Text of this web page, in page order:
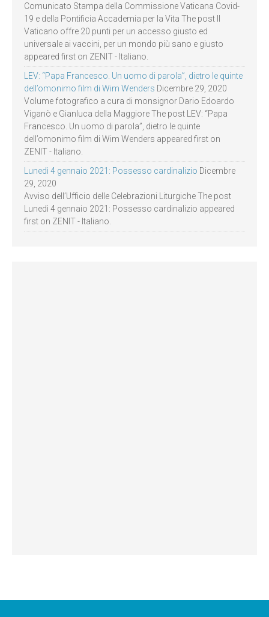
Comunicato Stampa della Commissione Vaticana Covid-
19 e della Pontificia Accademia per la Vita The post Il
Vaticano offre 20 punti per un accesso giusto ed
universale ai vaccini, per un mondo più sano e giusto
appeared first on ZENIT - Italiano.
LEV: “Papa Francesco. Un uomo di parola”, dietro le quinte
dell’omonimo film di Wim Wenders Dicembre 29, 2020
Volume fotografico a cura di monsignor Dario Edoardo
Viganò e Gianluca della Maggiore The post LEV: “Papa
Francesco. Un uomo di parola”, dietro le quinte
dell’omonimo film di Wim Wenders appeared first on
ZENIT - Italiano.
Lunedì 4 gennaio 2021: Possesso cardinalizio Dicembre
29, 2020
Avviso dell’Ufficio delle Celebrazioni Liturgiche The post
Lunedì 4 gennaio 2021: Possesso cardinalizio appeared
first on ZENIT - Italiano.